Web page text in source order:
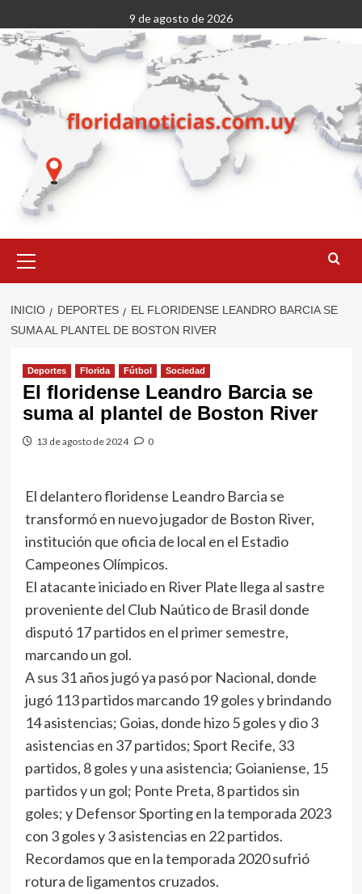
al
contenido
9 de agosto de 2026
primario
INICIO DEPORTES
EL FLORIDENSE LEANDRO BARCIA SE
SUMA AL PLANTEL DE BOSTON RIVER
Deportes Florida Fútbol Sociedad
El floridense Leandro Barcia se
suma al plantel de Boston River
13 de agosto de 2024 0
El delantero floridense Leandro Barcia se
transformó en nuevo jugador de Boston River,
institución que oficia de local en el Estadio
Campeones Olímpicos.
El atacante iniciado en River Plate llega al sastre
proveniente del Club Naútico de Brasil donde
disputó 17 partidos en el primer semestre,
marcando un gol.
A sus 31 años jugó ya pasó por Nacional, donde
jugó 113 partidos marcando 19 goles y brindando
14 asistencias; Goias, donde hizo 5 goles y dio 3
asistencias en 37 partidos; Sport Recife, 33
partidos, 8 goles y una asistencia; Goianiense, 15
partidos y un gol; Ponte Preta, 8 partidos sin
goles; y Defensor Sporting en la temporada 2023
con 3 goles y 3 asistencias en 22 partidos.
Recordamos que en la temporada 2020 sufrió
rotura de ligamentos cruzados.